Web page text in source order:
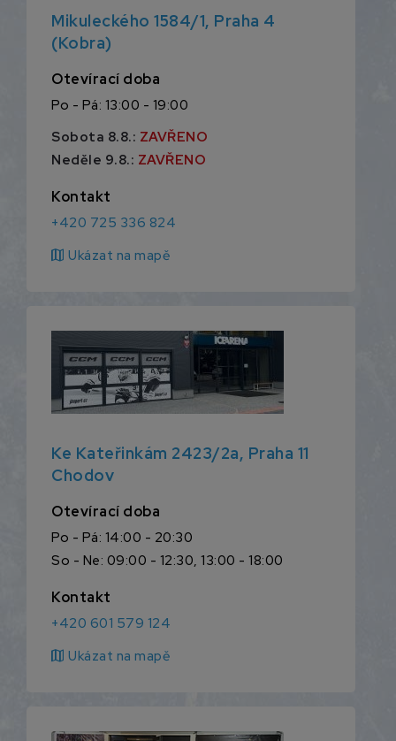
Mikuleckého 1584/1, Praha 4
(Kobra)
Otevírací doba
Po - Pá: 13:00 - 19:00
Sobota 8.8.: ZAVŘENO
Neděle 9.8.: ZAVŘENO
Kontakt
+420 725 336 824
map Ukázat na mapě
Ke Kateřinkám 2423/2a, Praha 11
Chodov
Otevírací doba
Po - Pá: 14:00 - 20:30
So - Ne: 09:00 - 12:30, 13:00 - 18:00
Kontakt
+420 601 579 124
map Ukázat na mapě